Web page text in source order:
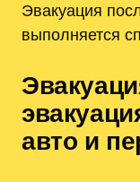
Эвакуация
выполняется
авто и